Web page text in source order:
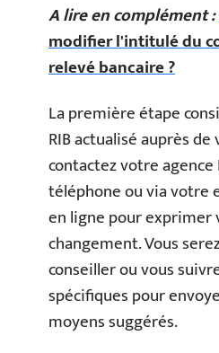
A lire en complément :
modifier l'intitulé du
relevé bancaire ?
La première étape
RIB actualisé auprès
contactez votre
téléphone ou via votre
en ligne pour exprimer
changement. Vous
conseiller ou vous
spécifiques pour
moyens suggérés.